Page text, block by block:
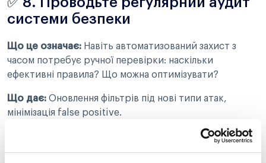
системи безпеки
Що це означає: Навіть автоматизований захист з
часом потребує ручної перевірки: наскільки
ефективні правила? Що можна оптимізувати?
Що дає: Оновлення фільтрів під нові типи атак,
мінімізація false positive.
✅ 9. Підключіть платіжного